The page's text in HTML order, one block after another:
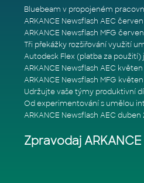
ARKANCE Newsflash AEC
ARKANCE Newsflash MFG
ARKANCE Newsflash AEC
ARKANCE Newsflash MFG
ARKANCE Newsflash AEC duben
Zpravodaj